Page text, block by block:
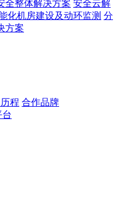
全整体解决方案 安全云解
化机房建设及动环监测 分
方案
程 合作品牌